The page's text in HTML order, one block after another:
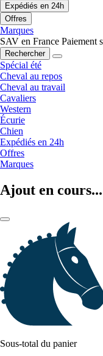
Expédiés en 24h
Offres
Marques
SAV en France Paiement
Rechercher
Spécial été
Cheval au repos
Cheval au travail
Cavaliers
Western
Écurie
Chien
Expédiés en 24h
Offres
Marques
Ajout en cours...
Sous-total du panier